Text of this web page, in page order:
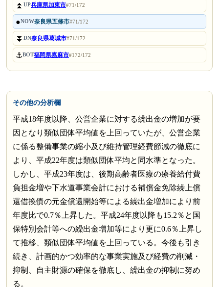
⏫UP兵庫県加東市#71/172
●NOW奈良県五條市#71/172
⏬DN奈良県葛城市#71/172
⚓BOT福岡県嘉麻市#172/172
その他の分析欄
平成18年度以降、公営企業に対する繰出金の増加が要
因となり類似団体平均値を上回っていたが、公営企業
に係る整備事業の縮小及び維持管理経費節減の徹底に
より、平成22年度は類似団体平均と同水準となった。
しかし、平成23年度は、後期高齢者医療の療養給付費
負担金増や下水道事業会計における補償金免除繰上償
還借換債の元金償還開始等による繰出金増加により前
年度比で0.7％上昇した。平成24年度以降も15.2％と国
保特別会計等への繰出金増加等により更に0.6％上昇し
て推移、類似団体平均値を上回っている。今後も引き
続き、計画的かつ効率的な事業実施及び経費の削減・
抑制、自主財源の確保を徹底し、繰出金の抑制に努め
る。